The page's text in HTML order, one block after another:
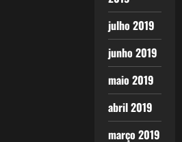
julho 2019
junho 2019
maio 2019
abril 2019
março 2019